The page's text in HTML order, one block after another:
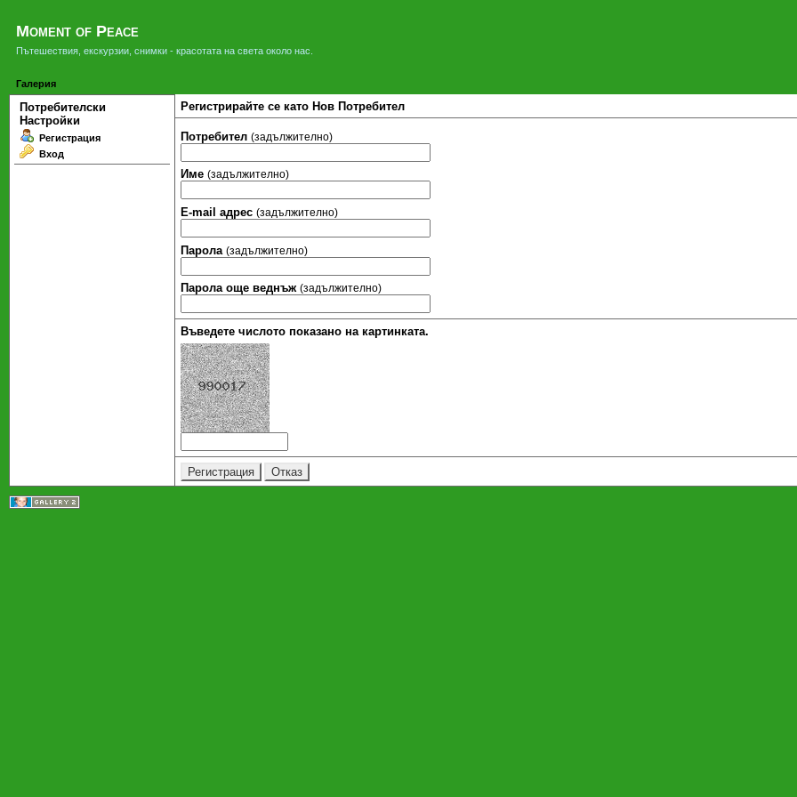
Moment of Peace
Пътешествия, екскурзии, снимки - красотата на света около нас.
Галерия
Потребителски
Настройки
Регистрация
Вход
Регистрирайте се като Нов Потребител
Потребител (задължително)
Име (задължително)
Е-mail адрес (задължително)
Парола (задължително)
Парола още веднъж (задължително)
Въведете числото показано на картинката.